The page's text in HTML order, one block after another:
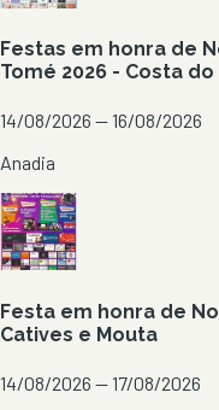
Festas em honra de
Tomé 2026 - Costa
14/08/2026 — 16/08/2026
Anadia
Festa em honra de
Catives e Mouta
14/08/2026 — 17/08/2026